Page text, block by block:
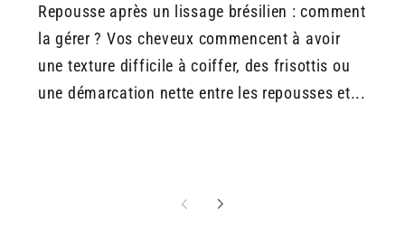
Repousse après un lissage brésilien : comment
la gérer ? Vos cheveux commencent à avoir
une texture difficile à coiffer, des frisottis ou
une démarcation nette entre les repousses et...